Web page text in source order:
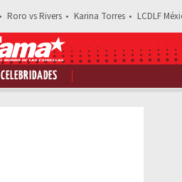
Roro vs Rivers Karina Torres LCDLF
CELEBRIDADES
Comparte esta noticia